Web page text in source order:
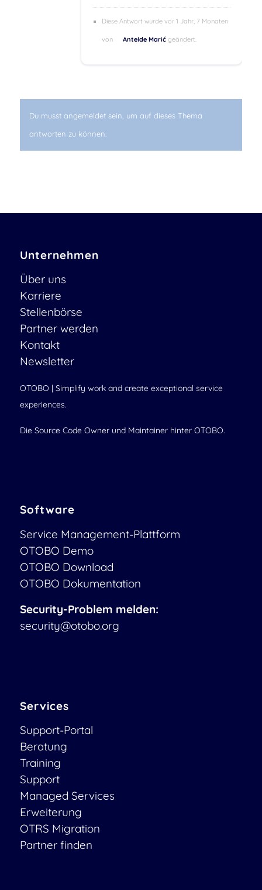
Diese Antwort wurde vor 1 Jahr, 7 Monaten
von AnteIde Marićgeändert.
Du musst angemeldet sein, um auf dieses Thema
antworten zu können.
Unternehmen
Über uns
Karriere
Stellenbörse
Partner werden
Kontakt
Newsletter
OTOBO | Simplify work and create exceptional service
experiences.
Die Source Code Owner und Maintainer hinter OTOBO.
Software
Service Management-Plattform
OTOBO Demo
OTOBO Download
OTOBO Dokumentation
Security-Problem melden:
security@otobo.org
Services
Support-Portal
Beratung
Training
Support
Managed Services
Erweiterung
OTRS Migration
Partner finden